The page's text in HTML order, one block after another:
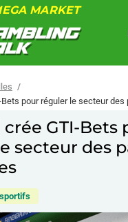
MARKET
pour réguler le secteur
crée GTI-Bets
secteur des